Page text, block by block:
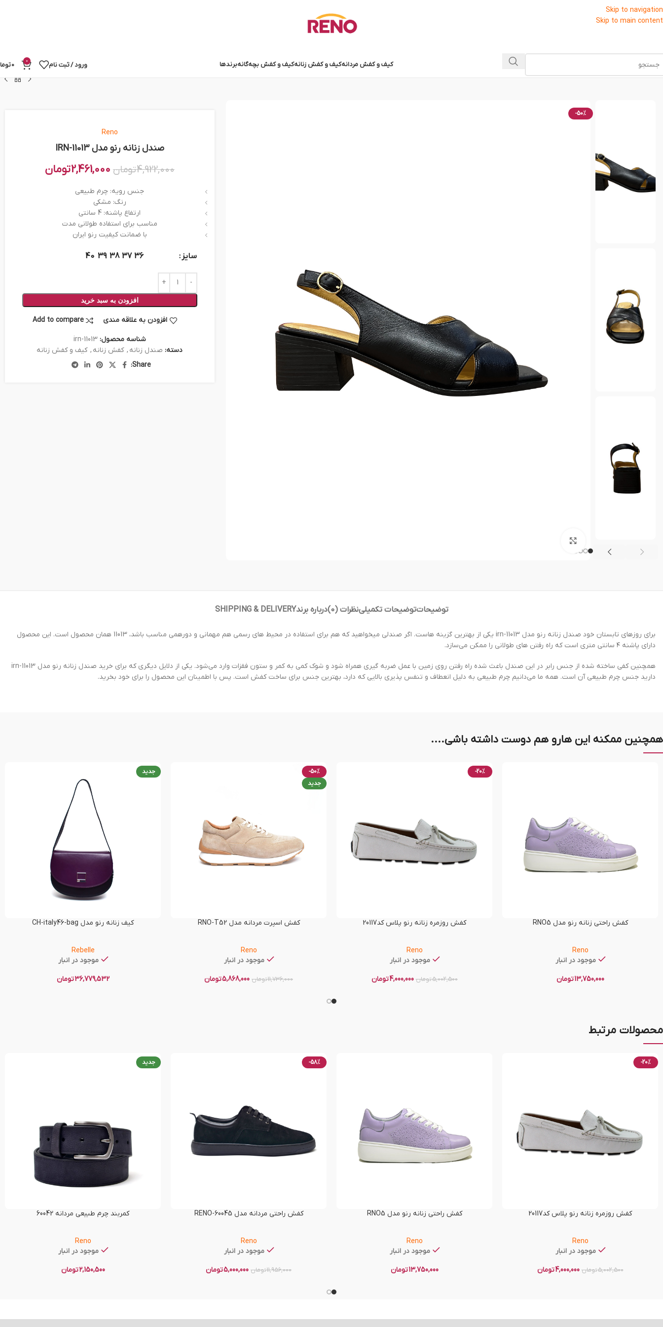
Skip to navigation
Skip to main content
کیف و کفش مردانهکیف و کفش زنانهکیف و کفش بچه‌گانهبرندها ورود / ثبت نام 0
0
-50%
Reno
صندل زنانه رنو مدل IRN-11013
4,922,000تومان 2,461,000تومان
جنس رویه: چرم طبیعی
رنگ: مشکی
ارتفاع پاشنه: 4 سانتی
مناسب برای استفاده طولانی مدت
با ضمانت کیفیت رنو ایران
سایز 36
37
38
39
40
افزودن به سبد خرید
افزودن به علاقه مندی Add to compare
شناسه محصول:irn-11013
دسته: صندل زنانه , کفش زنانه , کیف و کفش زنانه
Share:
توضیحاتتوضیحات تکمیلینظرات (0) درباره برندSHIPPING & DELIVERY
برای روزهای تابستان خود صندل زنانه رنو مدل irn-11013 یکی از بهترین گزینه هاست. اگر صندلی میخواهید که هم برای استفاده در محیط های رسمی هم مهمانی و دورهمی مناسب باشد، 11013 همان محصول است. این محصول
دارای پاشنه ۴ سانتی متری است که راه رفتن های طولانی را ممکن می‌سازد.
همچنین کفی ساخته شده از جنس رابر در این صندل باعث شده راه رفتن روی زمین با عمل ضربه گیری همراه شود و شوک کمی به کمر و ستون فقزات وارد می‌شود. یکی از دلایل دیگری که برای خرید صندل زنانه رنو مدل irn-11013
دارید جنس چرم طبیعی آن است. همه ما می‌دانیم چرم طبیعی به دلیل انعطاف و تنفس پذیری بالایی که دارد، بهترین جنس برای ساخت کفش است. پس با اطمینان این محصول را برای خود بخرید.
همچنین ممکنه این هارو هم دوست داشته باشی....
کفش راحتی زنانه رنو مدل RNO5
Reno
موجود در انبار
13,750,000تومان
-20%
کفش روزمره زنانه رنو پلاس کد20117
Reno
موجود در انبار
5,002,500تومان 4,000,000تومان
-50%
جدید
کفش اسپرت مردانه مدل RNO-T52
Reno
موجود در انبار
11,736,000تومان 5,868,000تومان
جدید
کیف زنانه رنو مدل CH-italy46-bag
Rebelle
موجود در انبار
36,779,532تومان
محصولات مرتبط
-20%
کفش روزمره زنانه رنو پلاس کد20117
Reno
موجود در انبار
5,002,500تومان 4,000,000تومان
کفش راحتی زنانه رنو مدل RNO5
Reno
موجود در انبار
13,750,000تومان
-58%
کفش راحتی مردانه مدل RENO-60045
Reno
موجود در انبار
11,956,000تومان 5,000,000تومان
جدید
کمربند چرم طبیعی مردانه 60042
Reno
موجود در انبار
2,150,500تومان